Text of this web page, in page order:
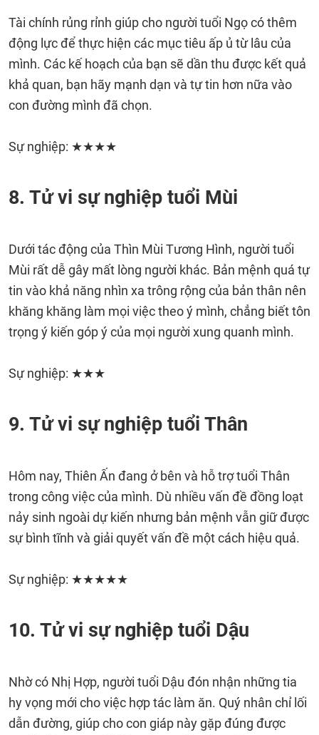
Tài chính rủng rỉnh giúp cho người tuổi Ngọ có thêm
động lực để thực hiện các mục tiêu ấp ủ từ lâu của
mình. Các kế hoạch của bạn sẽ dần thu được kết quả
khả quan, bạn hãy mạnh dạn và tự tin hơn nữa vào
con đường mình đã chọn.
Sự nghiệp: ★★★★
8. Tử vi sự nghiệp tuổi Mùi
Dưới tác động của Thìn Mùi Tương Hình, người tuổi
Mùi rất dễ gây mất lòng người khác. Bản mệnh quá tự
tin vào khả năng nhìn xa trông rộng của bản thân nên
khăng khăng làm mọi việc theo ý mình, chẳng biết tôn
trọng ý kiến góp ý của mọi người xung quanh mình.
Sự nghiệp: ★★★
9. Tử vi sự nghiệp tuổi Thân
Hôm nay, Thiên Ấn đang ở bên và hỗ trợ tuổi Thân
trong công việc của mình. Dù nhiều vấn đề đồng loạt
nảy sinh ngoài dự kiến nhưng bản mệnh vẫn giữ được
sự bình tĩnh và giải quyết vấn đề một cách hiệu quả.
Sự nghiệp: ★★★★★
10. Tử vi sự nghiệp tuổi Dậu
Nhờ có Nhị Hợp, người tuổi Dậu đón nhận những tia
hy vọng mới cho việc hợp tác làm ăn. Quý nhân chỉ lối
dẫn đường, giúp cho con giáp này gặp đúng được